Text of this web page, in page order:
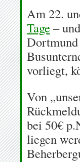
Am 22.
Tage–
vorliegt,
Von
bei 50€
liegen